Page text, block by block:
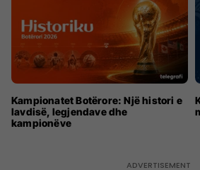
Kampionatet Botërore: Një histori e
lavdisë, legjendave dhe
kampionëve